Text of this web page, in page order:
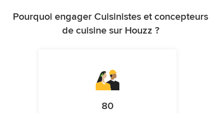
Pourquoi engager Cuisinistes et concepteurs
de cuisine sur Houzz ?
80